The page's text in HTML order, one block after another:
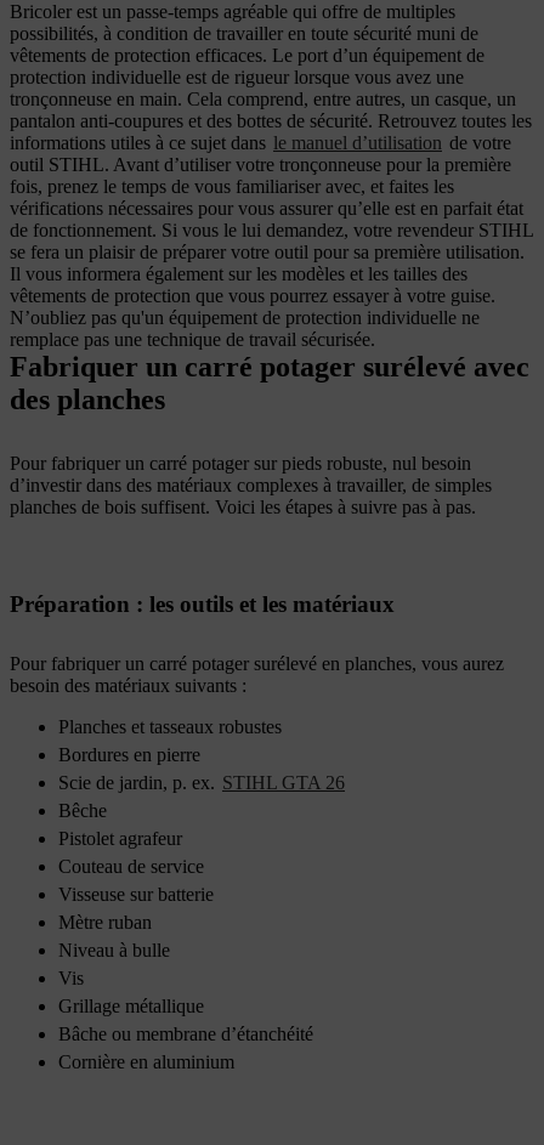
Bricoler est un passe-temps agréable qui offre de multiples
possibilités, à condition de travailler en toute sécurité muni de
vêtements de protection efficaces. Le port d’un équipement de
protection individuelle est de rigueur lorsque vous avez une
tronçonneuse en main. Cela comprend, entre autres, un casque, un
pantalon anti-coupures et des bottes de sécurité. Retrouvez toutes les
informations utiles à ce sujet dans le manuel d’utilisation de votre
outil STIHL. Avant d’utiliser votre tronçonneuse pour la première
fois, prenez le temps de vous familiariser avec, et faites les
vérifications nécessaires pour vous assurer qu’elle est en parfait état
de fonctionnement. Si vous le lui demandez, votre revendeur STIHL
se fera un plaisir de préparer votre outil pour sa première utilisation.
Il vous informera également sur les modèles et les tailles des
vêtements de protection que vous pourrez essayer à votre guise.
N’oubliez pas qu'un équipement de protection individuelle ne
remplace pas une technique de travail sécurisée.
Fabriquer un carré potager surélevé avec
des planches
Pour fabriquer un carré potager sur pieds robuste, nul besoin
d’investir dans des matériaux complexes à travailler, de simples
planches de bois suffisent. Voici les étapes à suivre pas à pas.
Préparation : les outils et les matériaux
Pour fabriquer un carré potager surélevé en planches, vous aurez
besoin des matériaux suivants :
Planches et tasseaux robustes
Bordures en pierre
Scie de jardin, p. ex. STIHL GTA 26
Bêche
Pistolet agrafeur
Couteau de service
Visseuse sur batterie
Mètre ruban
Niveau à bulle
Vis
Grillage métallique
Bâche ou membrane d’étanchéité
Cornière en aluminium